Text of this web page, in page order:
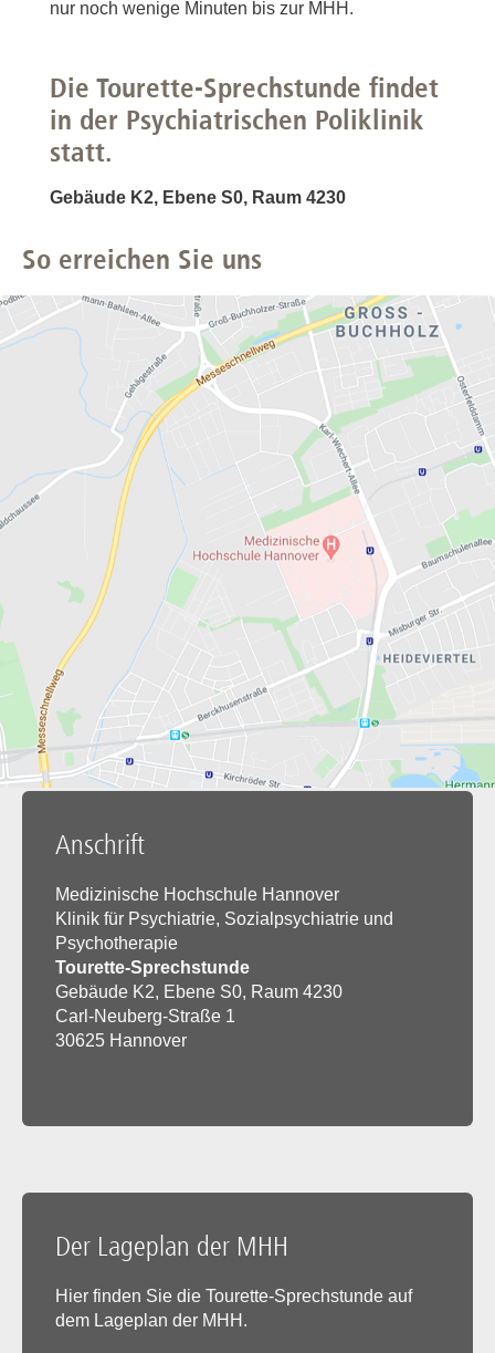
nur noch wenige Minuten bis zur MHH.
Die Tourette-Sprechstunde findet
in der Psychiatrischen Poliklinik
statt.
Gebäude K2, Ebene S0, Raum 4230
So erreichen Sie uns
Anschrift
Medizinische Hochschule Hannover
Klinik für Psychiatrie, Sozialpsychiatrie und
Psychotherapie
Tourette-Sprechstunde
Gebäude K2, Ebene S0, Raum 4230
Carl-Neuberg-Straße 1
30625 Hannover
Der Lageplan der MHH
Hier finden Sie die Tourette-Sprechstunde auf
dem Lageplan der MHH.